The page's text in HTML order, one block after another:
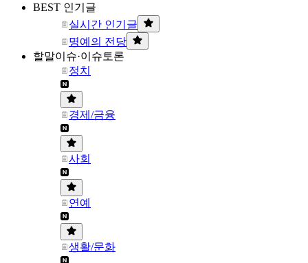
BEST 인기글
실시간 인기글
명예의 전당
할말이슈·이슈토론
정치
경제/금융
사회
연예
생활/문화